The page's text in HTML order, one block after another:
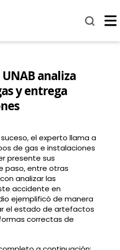
analiza
y entrega
el experto llama a
de gas e instalaciones
presente sus
paso, entre otras
analizar las
accidente en
ejemplificó de manera
el estado de artefactos
correctas de